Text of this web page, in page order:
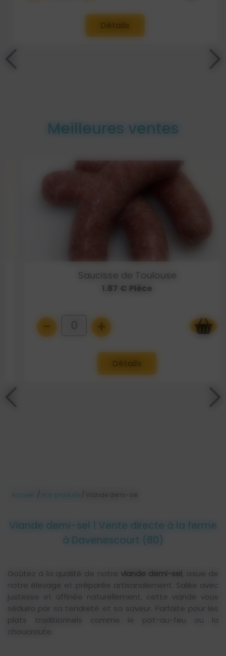
Détails
Meilleures ventes
Saucisse de Toulouse
1.87 € Pièce
- +
Détails
Accueil / Nos produits / Viande demi-sel
Viande demi-sel | Vente directe à la ferme
à Davenescourt (80)
Goûtez à la qualité de notre viande demi-sel, issue de
notre élevage et préparée artisanalement. Salée avec
justesse et affinée naturellement, cette viande vous
séduira par sa tendreté et sa saveur. Parfaite pour les
plats traditionnels comme le pot-au-feu ou la
choucroute.